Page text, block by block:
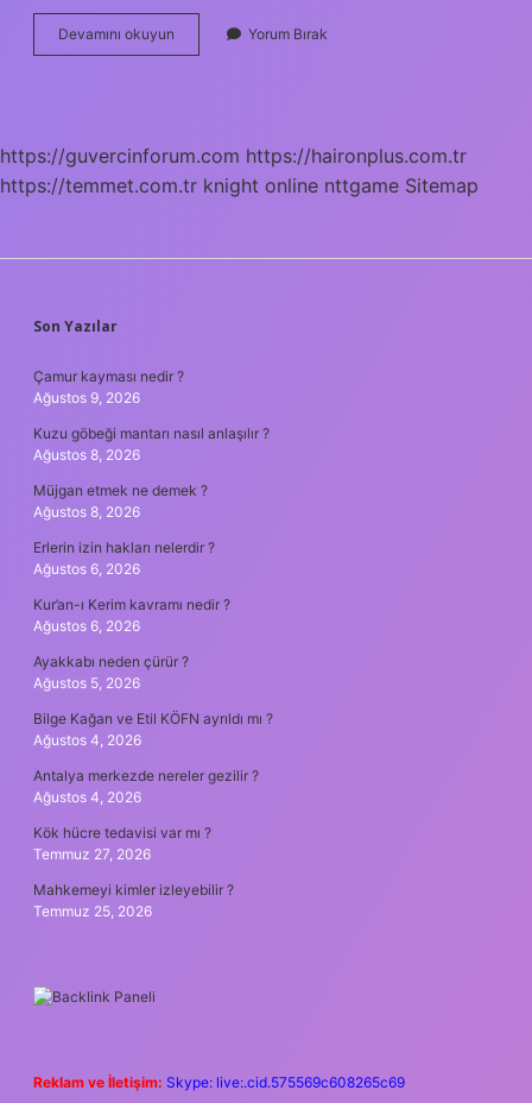
Devamını okuyun
Anlamlandırılmasında
Yorum Bırak
https://guvercinforum.com https://haironplus.com.tr
https://temmet.com.tr knight online nttgame Sitemap
SIDEBAR
Son Yazılar
Çamur kayması nedir ?
Ağustos 9, 2026
Kuzu göbeği mantarı nasıl anlaşılır ?
Ağustos 8, 2026
Müjgan etmek ne demek ?
Ağustos 8, 2026
Erlerin izin hakları nelerdir ?
Ağustos 6, 2026
Kur’an-ı Kerim kavramı nedir ?
Ağustos 6, 2026
Ayakkabı neden çürür ?
Ağustos 5, 2026
Bilge Kağan ve Etil KÖFN ayrıldı mı ?
Ağustos 4, 2026
Antalya merkezde nereler gezilir ?
Ağustos 4, 2026
Kök hücre tedavisi var mı ?
Temmuz 27, 2026
Mahkemeyi kimler izleyebilir ?
Temmuz 25, 2026
Reklam ve İletişim: Skype: live:.cid.575569c608265c69